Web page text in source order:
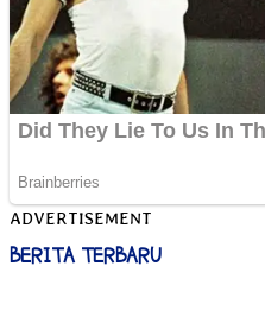
ADVERTISEMENT
BERITA TERBARU